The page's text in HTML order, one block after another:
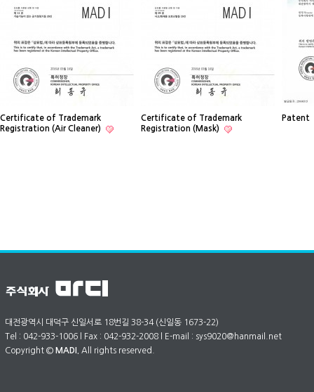
Certificate of Trademark
Registration (Air Cleaner)
Certificate of Trademark
Registration (Mask)
Patent
대전광역시 대덕구 신일서로 18번길 38-34 (신일동 1673-22)
Tel : 042-933-1006 l Fax : 042-932-2008 l E-mail : sys9020@hanmail.net
Copyright © MADI. All rights reserved.